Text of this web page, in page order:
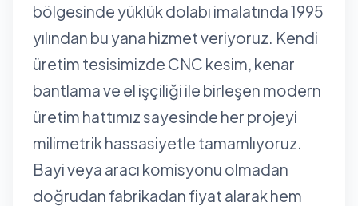
bölgesinde yüklük dolabı imalatında 1995
yılından bu yana hizmet veriyoruz. Kendi
üretim tesisimizde CNC kesim, kenar
bantlama ve el işçiliği ile birleşen modern
üretim hattımız sayesinde her projeyi
milimetrik hassasiyetle tamamlıyoruz.
Bayi veya aracı komisyonu olmadan
doğrudan fabrikadan fiyat alarak hem